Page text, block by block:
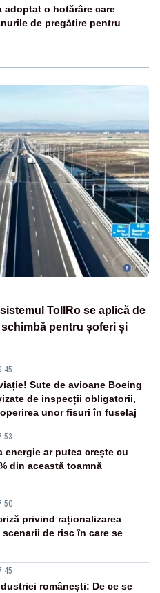
adoptat o hotărâre care
de pregătire pentru
TollRo se aplică de
schimbă pentru șoferi și
Sute de avioane Boeing
de inspecții obligatorii,
unor fisuri în fuselaj
energie ar putea crește cu
din această toamnă
privind raționalizarea
scenarii de risc în care se
românești: De ce se